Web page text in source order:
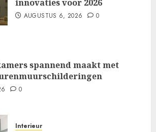
innovaties voor 2026
AUGUSTUS 6, 2026 0
spannend maakt met
0
Interieur